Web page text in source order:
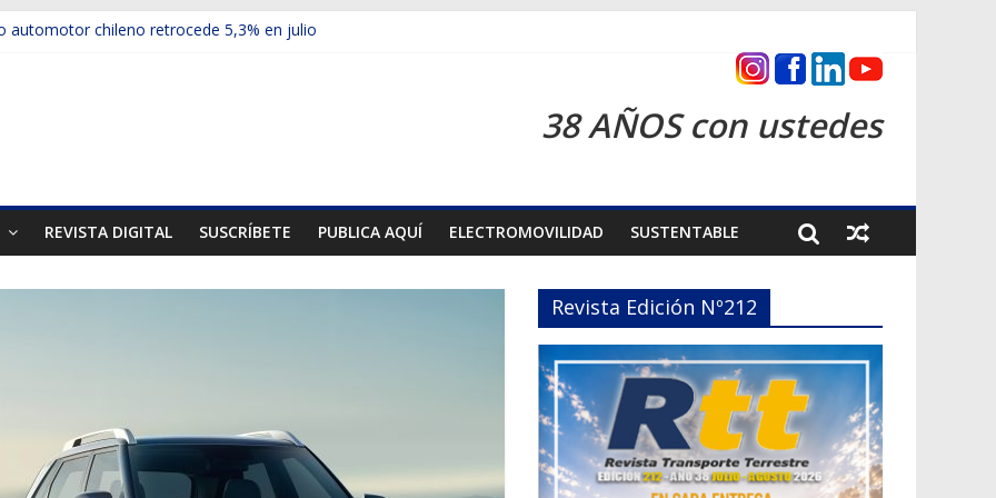
automotor chileno retrocede 5,3% en julio
presentó la recién estrenada Bolden en la Expo Compras Públicas 2026
mercado internacional en lanzar la nueva Maxus T70
38 AÑOS con ustedes
REVISTA DIGITAL SUSCRÍBETE PUBLICA AQUÍ ELECTROMOVILIDAD SUSTENTABLE
Revista Edición Nº212